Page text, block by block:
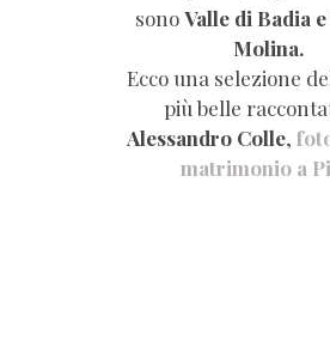
sonoValle di Badia
Molina.
Ecco una selezione
più belle
Alessandro Colle,
matrimonio a